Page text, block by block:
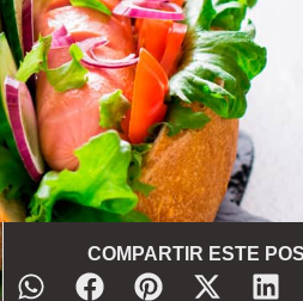
COMPARTIR ESTE